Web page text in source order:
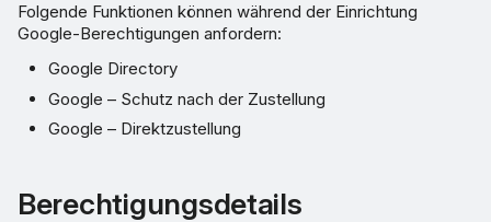
Folgende Funktionen können während der Einrichtung
Google-Berechtigungen anfordern:
Google Directory
Google – Schutz nach der Zustellung
Google – Direktzustellung
Berechtigungsdetails